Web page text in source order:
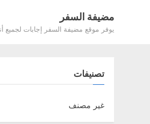
مضيفة السفر
يوفر موقع مضيفة السفر إجابات لجميع
تصنيفات
غير مصنف